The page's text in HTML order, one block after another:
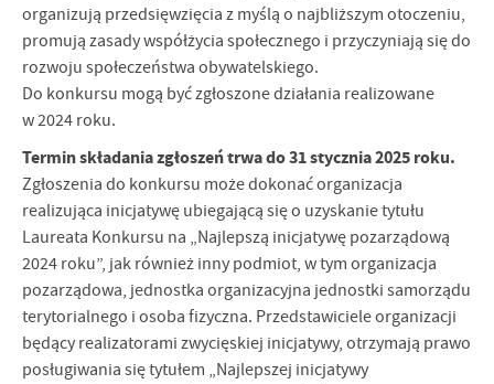
organizują przedsięwzięcia z myślą o najbliższym otoczeniu,
promują zasady współżycia społecznego i przyczyniają się do
rozwoju społeczeństwa obywatelskiego.
Do konkursu mogą być zgłoszone działania realizowane
w 2024 roku.
Termin składania zgłoszeń trwa do 31 stycznia 2025 roku.
Zgłoszenia do konkursu może dokonać organizacja
realizująca inicjatywę ubiegającą się o uzyskanie tytułu
Laureata Konkursu na „Najlepszą inicjatywę pozarządową
2024 roku”, jak również inny podmiot, w tym organizacja
pozarządowa, jednostka organizacyjna jednostki samorządu
terytorialnego i osoba fizyczna. Przedstawiciele organizacji
będący realizatorami zwycięskiej inicjatywy, otrzymają prawo
posługiwania się tytułem „Najlepszej inicjatywy